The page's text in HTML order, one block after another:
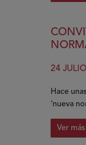
24
Hace
‘nueva
Ver más